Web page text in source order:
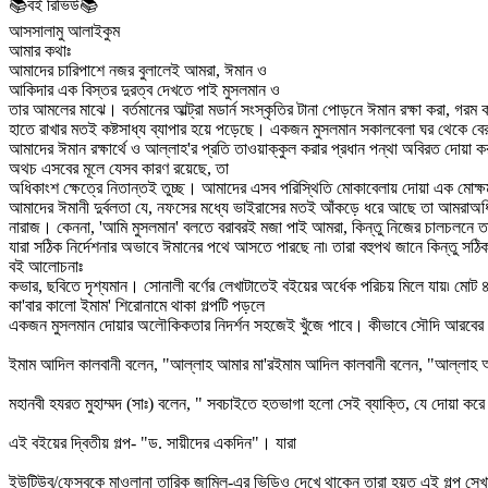
📚বই রিভিউ📚
আসসালামু আলাইকুম
আমার কথাঃ
আমাদের চারিপাশে নজর বুলালেই আমরা, ঈমান ও
আকিদার এক বিস্তর দুরত্ব দেখতে পাই মুসলমান ও
তার আমলের মাঝে। বর্তমানের আল্ট্রা মডার্ন সংস্কৃতির টানা পোড়নে ঈমান রক্ষা করা, গরম
হাতে রাখার মতই কষ্টসাধ্য ব্যাপার হয়ে পড়েছে। একজন মুসলমান সকালবেলা ঘর থেকে
আমাদের ঈমান রক্ষার্থে ও আল্লাহ'র প্রতি তাওয়াক্কুল করার প্রধান পন্থা অবিরত দোয়া
অথচ এসবের মূলে যেসব কারণ রয়েছে, তা
অধিকাংশ ক্ষেত্রে নিতান্তই তুচ্ছ। আমাদের এসব পরিস্থিতি মোকাবেলায় দোয়া এক
আমাদের ঈমানী দুর্বলতা যে, নফসের মধ্যে ভাইরাসের মতই আঁকড়ে ধরে আছে তা
নারাজ। কেননা, 'আমি মুসলমান' বলতে বরাবরই মজা পাই আমরা, কিন্তু নিজের
যারা সঠিক নির্দেশনার অভাবে ঈমানের পথে আসতে পারছে না৷ তারা বহুপথ জানে কিন্তু
বই আলোচনাঃ
কভার, ছবিতে দৃশ্যমান। সোনালী বর্ণের লেখাটাতেই বইয়ের অর্ধেক পরিচয় মিলে যায়৷
কা'বার কালো ইমাম' শিরোনামে থাকা গল্পটি পড়লে
একজন মুসলমান দোয়ার অলৌকিকতার নিদর্শন সহজেই খুঁজে পাবে। কীভাবে সৌদি আরবের
ইমাম আদিল কালবানী বলেন, "আল্লাহ আমার মা'রইমাম আদিল কালবানী বলেন,
মহানবী হযরত মুহাম্মদ (সাঃ) বলেন, " সবচাইতে হতভাগা হলো সেই ব্যাক্তি, যে দোয়া
এই বইয়ের দ্বিতীয় গল্প- "ড. সায়ীদের একদিন"। যারা
ইউটিউব/ফেসবুকে মাওলানা তারিক জামিল-এর ভিডিও দেখে থাকেন তারা হয়ত এই গল্প